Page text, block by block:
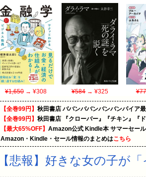
¥1,650 → ¥308 ¥584→ ¥325
【全巻99円】 秋田書店 ババンババンバンバンパイア
【全巻99円】 秋田書店 『クローバー』『チキン』『
【最大65%OFF】 Amazon公式 Kindle本 サマーセー
Amazon・Kindle・セール情報のまとめはこちら
【悲報】好きな女の子が